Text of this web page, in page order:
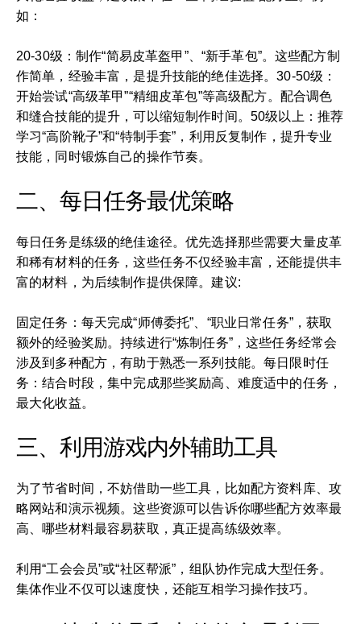
如：
20-30级：制作“简易皮革盔甲”、“新手革包”。这些配方制
作简单，经验丰富，是提升技能的绝佳选择。30-50级：
开始尝试“高级革甲”“精细皮革包”等高级配方。配合调色
和缝合技能的提升，可以缩短制作时间。50级以上：推荐
学习“高阶靴子”和“特制手套”，利用反复制作，提升专业
技能，同时锻炼自己的操作节奏。
二、每日任务最优策略
每日任务是练级的绝佳途径。优先选择那些需要大量皮革
和稀有材料的任务，这些任务不仅经验丰富，还能提供丰
富的材料，为后续制作提供保障。建议:
固定任务：每天完成“师傅委托”、“职业日常任务”，获取
额外的经验奖励。持续进行“炼制任务”，这些任务经常会
涉及到多种配方，有助于熟悉一系列技能。每日限时任
务：结合时段，集中完成那些奖励高、难度适中的任务，
最大化收益。
三、利用游戏内外辅助工具
为了节省时间，不妨借助一些工具，比如配方资料库、攻
略网站和演示视频。这些资源可以告诉你哪些配方效率最
高、哪些材料最容易获取，真正提高练级效率。
利用“工会会员”或“社区帮派”，组队协作完成大型任务。
集体作业不仅可以速度快，还能互相学习操作技巧。